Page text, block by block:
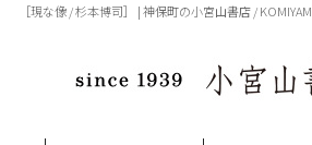
［現な像 / 杉本博司］ | 神保町の小宮山書店 /